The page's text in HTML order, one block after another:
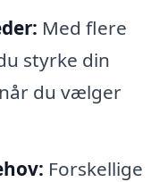
Med flere
styrke din
du vælger
Forskellige